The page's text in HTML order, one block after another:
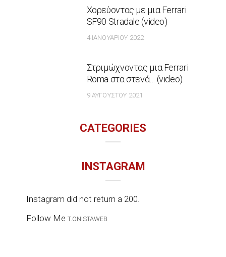
Χορεύοντας με μια Ferrari
SF90 Stradale (video)
4 ΙΑΝΟΥΑΡΊΟΥ 2022
Στριμώχνοντας μια Ferrari
Roma στα στενά… (video)
9 ΑΥΓΟΎΣΤΟΥ 2021
CATEGORIES
INSTAGRAM
Instagram did not return a 200.
Follow Me T.ONISTAWEB